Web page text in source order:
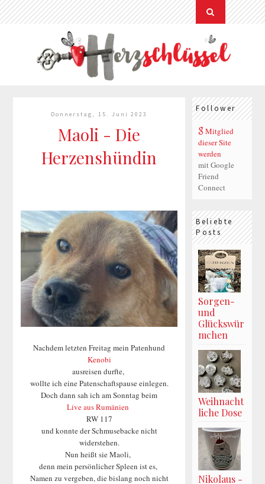
Donnerstag, 15. Juni 2023
Maoli - Die
Herzenshündin
Nachdem letzten Freitag mein Patenhund
Kenobi
ausreisen durfte,
wollte ich eine Patenschaftspause einlegen.
Doch dann sah ich am Sonntag beim
Live aus Rumänien
RW 117
und konnte der Schmusebacke nicht
widerstehen.
Nun heißt sie Maoli,
denn mein persönlicher Spleen ist es,
Namen zu vergeben, die bislang noch nicht
Follower
Mitglied
dieser Site
werden
mit Google
Friend
Connect
Beliebte
Posts
Sorgen-
und
Glückswür
mchen
Weihnacht
liche Dose
Nikolaus -